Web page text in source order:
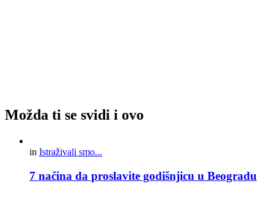
Možda ti se svidi i ovo
in Istraživali smo...
7 načina da proslavite godišnjicu u Beogradu